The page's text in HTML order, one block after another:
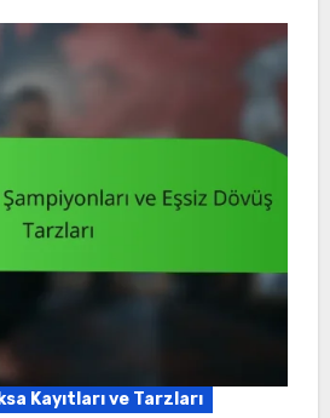
Kayıtları ve Tarzları